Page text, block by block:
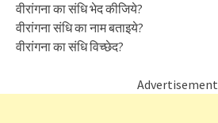
वीरांगना का संधि भेद कीजिये?
वीरांगना संधि का नाम बताइये?
वीरांगना का संधि विच्छेद?
Advertisement